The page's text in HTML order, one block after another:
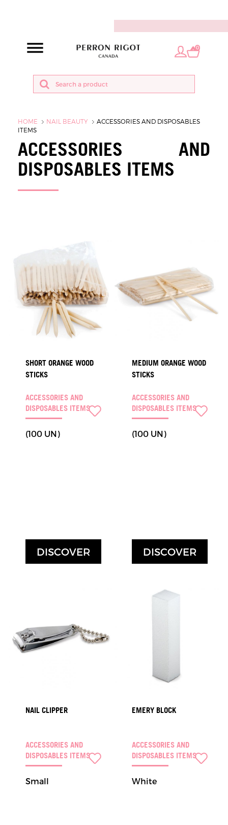
0
HOME NAIL BEAUTY
ACCESSORIES AND DISPOSABLES
ITEMS
ACCESSORIES AND
DISPOSABLES ITEMS
SHORT ORANGE WOOD
STICKS
ACCESSORIES AND
DISPOSABLES ITEMS
(100 UN)
DISCOVER
MEDIUM ORANGE WOOD
STICKS
ACCESSORIES AND
DISPOSABLES ITEMS
(100 UN)
DISCOVER
NAIL CLIPPER
ACCESSORIES AND
DISPOSABLES ITEMS
Small
EMERY BLOCK
ACCESSORIES AND
DISPOSABLES ITEMS
White